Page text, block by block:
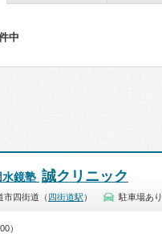
中
水鏡塾 誠クリニック
市四街道（ 四街道駅 ） 駐車場あり
）